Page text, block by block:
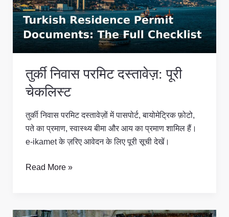
तुर्की निवास परमिट दस्तावेज़: पूरी
चेकलिस्ट
तुर्की निवास परमिट दस्तावेज़ों में पासपोर्ट, बायोमेट्रिक फ़ोटो,
पते का प्रमाण, स्वास्थ्य बीमा और आय का प्रमाण शामिल हैं।
e-ikamet के ज़रिए आवेदन के लिए पूरी सूची देखें।
पूरी
चेकलिस्ट
Read More »